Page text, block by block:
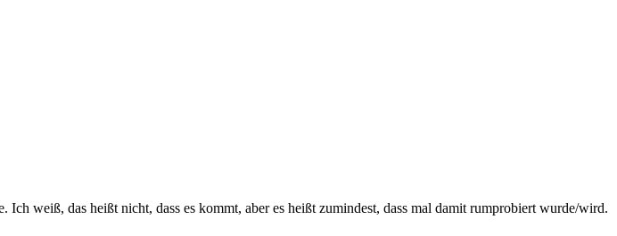
weiß, das heißt nicht, dass es kommt, aber es heißt zumindest, dass mal damit rumprobiert wurde/wird.